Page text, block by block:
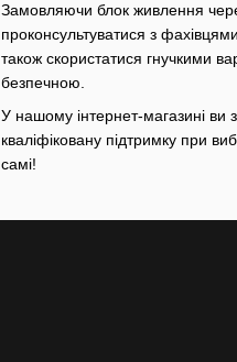
Замовляючи блок живлення
проконсультуватися з
також скористатися гнучкими
безпечною.
У нашому інтернет-магазині ви
кваліфіковану підтримку при
самі!